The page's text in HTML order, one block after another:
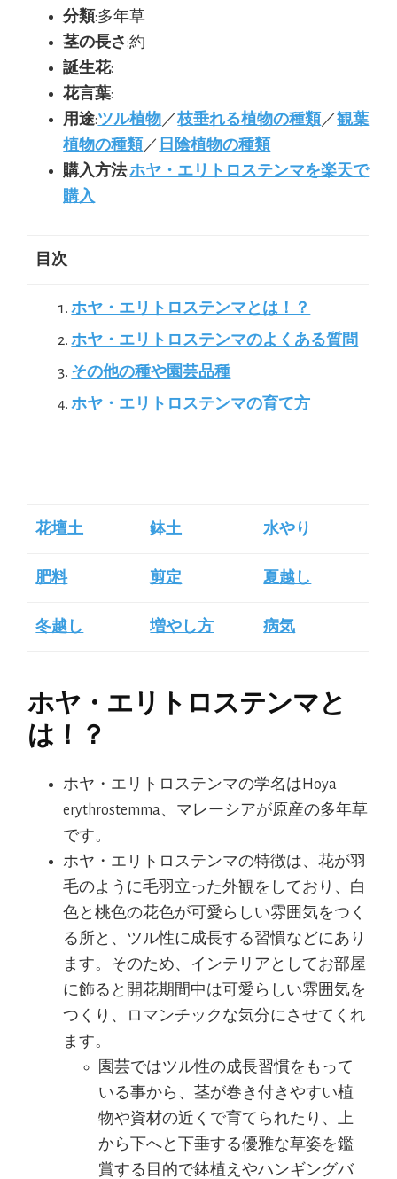
分類:多年草
茎の長さ:約
誕生花:
花言葉:
用途:ツル植物 ／枝垂れる植物の種類 ／観葉
植物の種類 ／ 日陰植物の種類
購入方法:ホヤ・エリトロステンマを楽天で
購入
目次
ホヤ・エリトロステンマとは！？
ホヤ・エリトロステンマのよくある質問
その他の種や園芸品種
ホヤ・エリトロステンマの育て方
花壇土 鉢土 水やり
肥料 剪定 夏越し
冬越し 増やし方 病気
ホヤ・エリトロステンマと
は！？
ホヤ・エリトロステンマの学名はHoya
erythrostemma、マレーシアが原産の多年草
です。
ホヤ・エリトロステンマの特徴は、花が羽
毛のように毛羽立った外観をしており、白
色と桃色の花色が可愛らしい雰囲気をつく
る所と、ツル性に成長する習慣などにあり
ます。そのため、インテリアとしてお部屋
に飾ると開花期間中は可愛らしい雰囲気を
つくり、ロマンチックな気分にさせてくれ
ます。
園芸ではツル性の成長習慣をもって
いる事から、茎が巻き付きやすい植
物や資材の近くで育てられたり、上
から下へと下垂する優雅な草姿を鑑
賞する目的で鉢植えやハンギングバ